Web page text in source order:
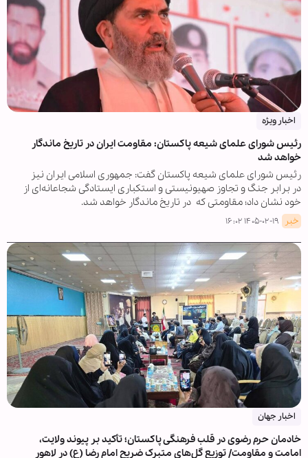
اخبار ویژه
رئیس شورای علمای شیعه پاکستان: مقاومت ایران در تاریخ ماندگار
خواهد شد
رئیس شورای علمای شیعه پاکستان گفت: جمهوری اسلامی ایران نیز
در برابر جنگ و تجاوز صهیونیستی و استکباری ایستادگی شجاعانه‌ای از
خود نشان داد؛ مقاومتی که در تاریخ ماندگار خواهد شد.
خبر ۱۴۰۵-۰۲-۱۹ ۱۶:۰۲
اخبار جهان
خادمان حرم رضوی در قلب فرهنگی پاکستان؛ تأکید بر پیوند ولایت،
امامت و مقاومت/ توزیع گل‌های متبرک ضریح امام رضا (ع) در لاهور